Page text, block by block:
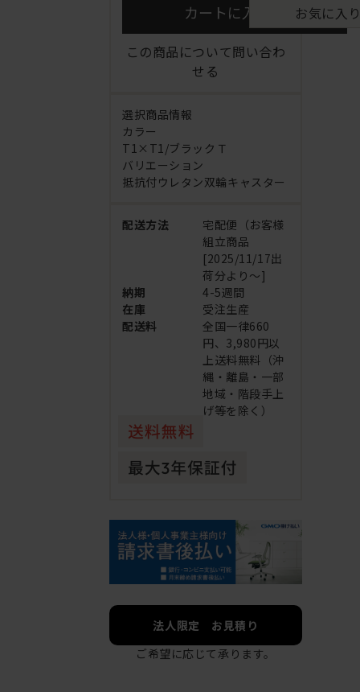
カートに入れる お気に入
この商品について問い合わ
せる
選択商品情報
カラー
T1×T1/ブラックＴ
バリエーション
抵抗付ウレタン双輪キャスター
配送方法
宅配便（お客様
組立商品
[2025/11/17出
荷分より～]
納期
4-5週間
在庫
受注生産
配送料
全国一律660
円、3,980円以
上送料無料（沖
縄・離島・一部
地域・階段手上
げ等を除く）
法人限定 お見積り
ご希望に応じて承ります。